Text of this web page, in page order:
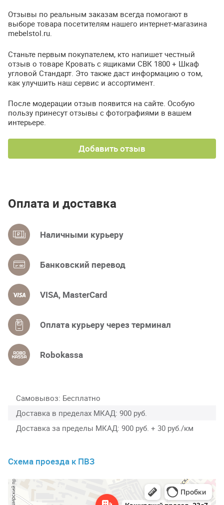
Отзывы по реальным заказам всегда помогают в
выборе товара посетителям нашего интернет-магазина
mebelstol.ru.
Станьте первым покупателем, кто напишет честный
отзыв о товаре Кровать с ящиками СВК 1800 + Шкаф
угловой Стандарт. Это также даст информацию о том,
как улучшить наш сервис и ассортимент.
После модерации отзыв появится на сайте. Особую
пользу принесут отзывы с фотографиями в вашем
интерьере.
Добавить отзыв
Оплата и доставка
Наличными курьеру
Банковский перевод
VISA, MasterCard
Оплата курьеру через терминал
Robokassa
Самовывоз Бесплатно
Доставка в пределах МКАД 900 руб.
Доставка за пределы МКАД 900 руб. + 30 руб./км
Схема проезда к ПВЗ